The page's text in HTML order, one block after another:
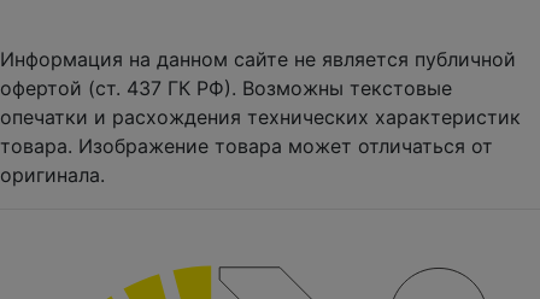
Информация на данном сайте не является публичной
офертой (ст. 437 ГК РФ). Возможны текстовые
опечатки и расхождения технических характеристик
товара. Изображение товара может отличаться от
оригинала.